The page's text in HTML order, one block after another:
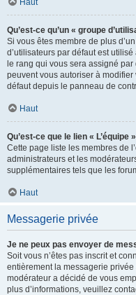
Haut
Qu’est-ce qu’un « groupe
Si vous êtes membre de plus
d’utilisateurs par défaut est
le rang qui vous sera assigné
peuvent vous autoriser à
défaut depuis le panneau de
Haut
Qu’est-ce que le lien « L’équipe
Cette page liste les membres de
administrateurs et les
supplémentaires tels que les
Haut
Messagerie privée
Je ne peux pas envoyer de
Soit vous n’êtes pas inscrit et
entièrement la messagerie
modérateur a décidé de vous
plus d’informations, veuillez